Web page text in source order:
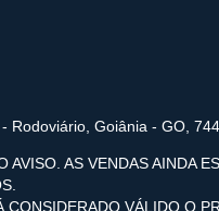
Rodoviário, Goiânia - GO,
AS VENDAS AINDA
VÁLIDO O